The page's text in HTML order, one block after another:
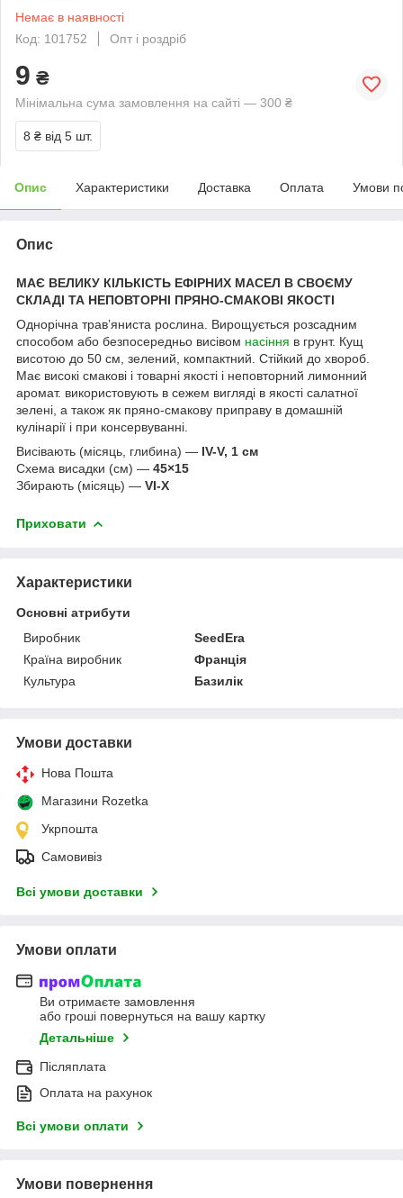
Немає в наявності
Код: 101752
Опт і роздріб
9 ₴
Мінімальна сума замовлення на сайті — 300 ₴
8 ₴ від 5 шт.
Опис Характеристики Доставка Оплата Умови
Опис
МАЄ ВЕЛИКУ КІЛЬКІСТЬ ЕФІРНИХ МАСЕЛ В СВОЄМУ
СКЛАДІ ТА НЕПОВТОРНІ ПРЯНО-СМАКОВІ ЯКОСТІ
Однорічна трав’яниста рослина. Вирощується розсадним
способом або безпосередньо висівом насіння в грунт. Кущ
висотою до 50 см, зелений, компактний. Стійкий до хвороб.
Має високі смакові і товарні якості і неповторний лимонний
аромат. використовують в сежем вигляді в якості салатної
зелені, а також як пряно-смакову приправу в домашній
кулінарії і при консервуванні.
Висівають (місяць, глибина) — IV-V, 1 см
Схема висадки (см) — 45×15
Збирають (місяць) — VI-X
Приховати
Характеристики
Основні атрибути
Виробник
SeedEra
Країна виробник
Франція
Культура
Базилік
Умови доставки
Нова Пошта
Магазини Rozetka
Укрпошта
Самовивіз
Всі умови доставки
Умови оплати
Ви отримаєте замовлення
або гроші повернуться на вашу картку
Детальніше
Післяплата
Оплата на рахунок
Всі умови оплати
Умови повернення